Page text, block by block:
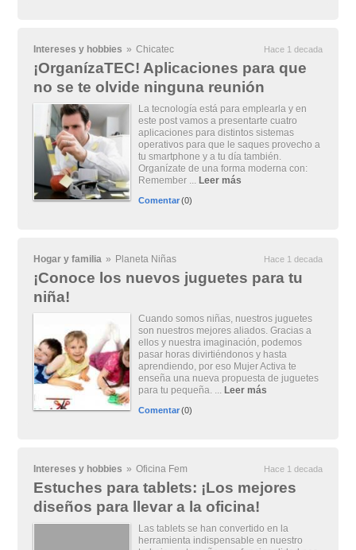
Intereses y hobbies » Chicatec Hace 1 decada
¡OrganízaTEC! Aplicaciones para que
no se te olvide ninguna reunión
La tecnología está para emplearla y en
este post vamos a presentarte cuatro
aplicaciones para distintos sistemas
operativos para que le saques provecho a
tu smartphone y a tu día también.
Organízate de una forma moderna con:
Remember ... Leer más
Comentar(0)
Hogar y familia » Planeta Niñas Hace 1 decada
¡Conoce los nuevos juguetes para tu
niña!
Cuando somos niñas, nuestros juguetes
son nuestros mejores aliados. Gracias a
ellos y nuestra imaginación, podemos
pasar horas divirtiéndonos y hasta
aprendiendo, por eso Mujer Activa te
enseña una nueva propuesta de juguetes
para tu pequeña. ... Leer más
Comentar(0)
Intereses y hobbies » Oficina Fem Hace 1 decada
Estuches para tablets: ¡Los mejores
diseños para llevar a la oficina!
Las tablets se han convertido en la
herramienta indispensable en nuestro